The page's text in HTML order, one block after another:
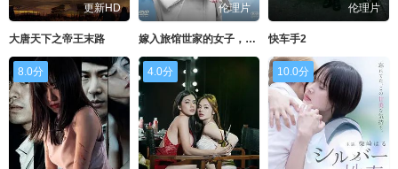
更新HD
大唐天下之帝王末路
伦理片
嫁入旅馆世家的女子，年轻女掌柜的余香
伦理片
快车手2
8.0分 4.0分 10.0分